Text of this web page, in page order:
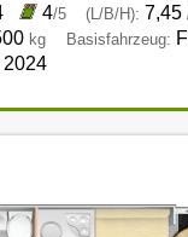
4/5 (L/B/H): 7,45
kg Basisfahrzeug:
2024